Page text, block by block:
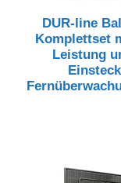
DUR-line
Komplettset
Leistung